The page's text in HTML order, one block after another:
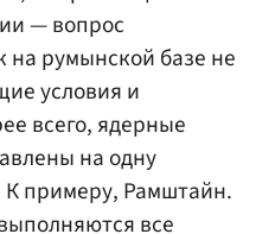
— вопрос
на румынской базе не
условия и
всего, ядерные
на одну
К примеру, Рамштайн.
все